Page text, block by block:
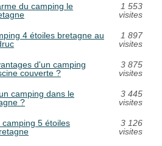
du camping le
1 553
visites
4 étoiles bretagne au
1 897
visites
d'un camping
couverte ?
3 875
visites
camping dans le
?
3 445
visites
5 étoiles
3 126
visites